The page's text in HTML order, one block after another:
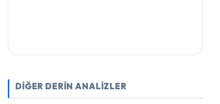
DİĞER DERİN ANALİZLER